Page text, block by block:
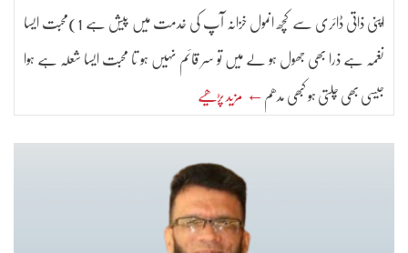
اپنی ذاتی ڈائری سے کچھ انمول خزانہ آپ کی خدمت میں پیش ہے 1)محبت ایسا
نغمہ ہے ذرا بھی جھول ہو لے میں تو سر قائم نہیں ہو تا محبت ایسا شعلہ ہے ہوا
جیسی بھی چلتی ہو کبھی مدھم ← مزید پڑھیے